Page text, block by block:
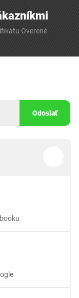
Overené
Odoslať